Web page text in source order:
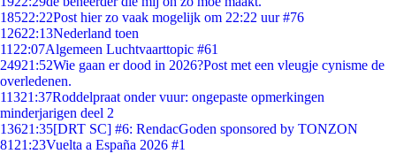
18522:22Post hier zo vaak mogelijk om 22:22 uur #76
12622:13Nederland toen
11 22:07Algemeen Luchtvaarttopic #61
24921:52Wie gaan er dood in 2026?Post met een vleugje cynisme de
overledenen.
11321:37Roddelpraat onder vuur: ongepaste opmerkingen
minderjarigen deel 2
13621:35[DRT SC] #6: RendacGoden sponsored by TONZON
81 21:23Vuelta a España 2026 #1